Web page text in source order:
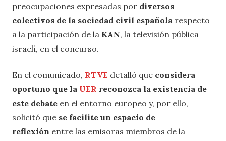
preocupaciones expresadas por diversos
colectivos de la sociedad civil española respecto
a la participación de la KAN, la televisión pública
israelí, en el concurso.
En el comunicado, RTVE detalló que considera
oportuno que la UER reconozca la existencia de
este debate en el entorno europeo y, por ello,
solicitó que se facilite un espacio de
reflexión entre las emisoras miembros de la